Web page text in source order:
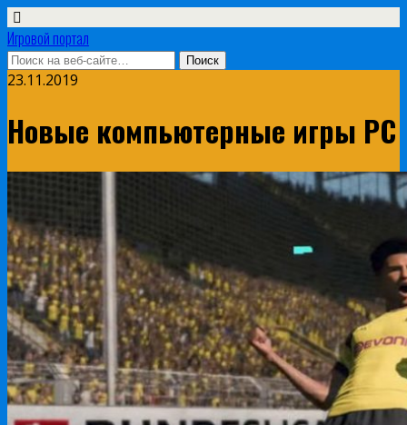
Игровой портал
23.11.2019
Новые компьютерные игры PC